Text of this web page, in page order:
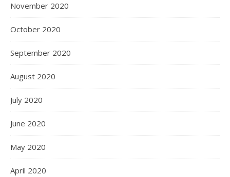
November 2020
October 2020
September 2020
August 2020
July 2020
June 2020
May 2020
April 2020